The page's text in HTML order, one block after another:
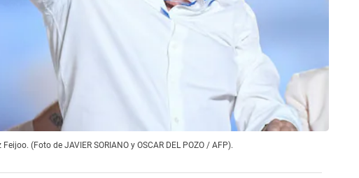
(Foto de JAVIER SORIANO y OSCAR DEL POZO / AFP).